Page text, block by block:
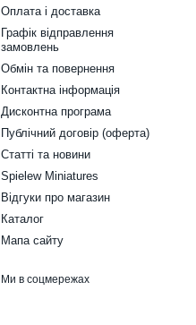
Оплата і доставка
Графік відправлення
замовлень
Обмін та повернення
Контактна інформація
Дисконтна програма
Публічний договір (оферта)
Статті та новини
Spielew Miniatures
Відгуки про магазин
Каталог
Мапа сайту
Ми в соцмережах